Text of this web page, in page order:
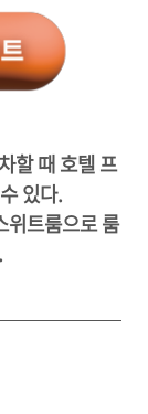
할 때 호텔 프
있다.
위트룸으로 룸